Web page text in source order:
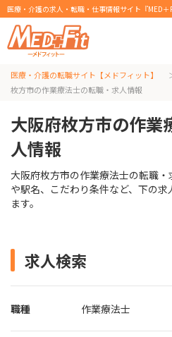
医療・介護の求人・転職・仕事情報サイト『MED＋
医療・介護の転職サイト【メドフィット】
枚方市の作業療法士の転職・求人情報
大阪府枚方市の作業
人情報
大阪府枚方市の作業療法士の転職
や駅名、こだわり条件など、下の
ます。
求人検索
職種 作業療法士